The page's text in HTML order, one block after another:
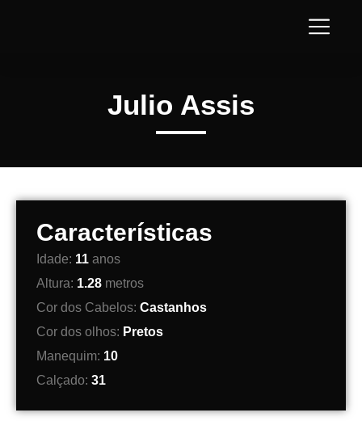
Julio Assis
Características
Idade: 11 anos
Altura: 1.28 metros
Cor dos Cabelos: Castanhos
Cor dos olhos: Pretos
Manequim: 10
Calçado: 31